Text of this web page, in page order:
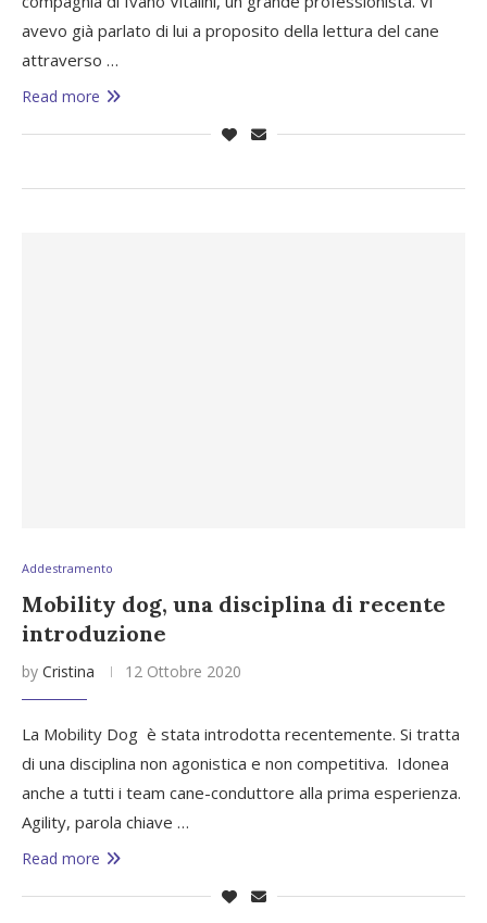
avevo già parlato di lui a proposito della lettura del cane
attraverso …
Read more
Addestramento
Mobility dog, una disciplina di recente
introduzione
by Cristina 12 Ottobre 2020
La Mobility Dog è stata introdotta recentemente. Si tratta
di una disciplina non agonistica e non competitiva. Idonea
anche a tutti i team cane-conduttore alla prima esperienza.
Agility, parola chiave …
Read more